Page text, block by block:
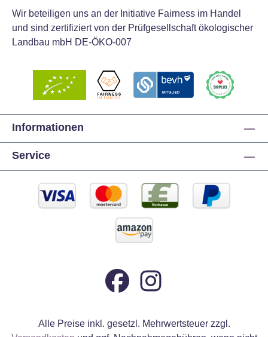
Wir beteiligen uns an der Initiative Fairness im Handel
und sind zertifiziert von der Prüfgesellschaft ökologischer
Landbau mbH DE-ÖKO-007
Informationen
Service
Alle Preise inkl. gesetzl. Mehrwertsteuer zzgl.